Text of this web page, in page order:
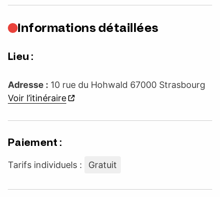
Informations détaillées
Lieu :
Adresse : 10 rue du Hohwald 67000 Strasbourg
Voir l’itinéraire
Paiement :
Tarifs individuels : Gratuit